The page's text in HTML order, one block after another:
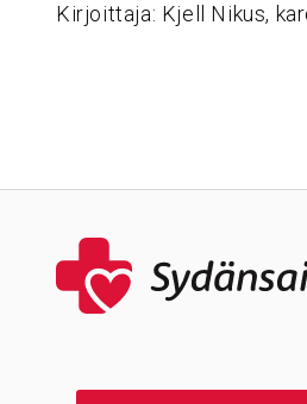
Kirjoittaja: Kjell Nikus,